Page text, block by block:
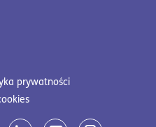
mail na adres
prywatności